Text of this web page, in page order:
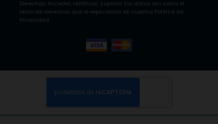
Derechos: Acceder, rectificar, suprimir los datos así como el
resto de derechos que le explicamos en nuestra Política de
Privacidad.